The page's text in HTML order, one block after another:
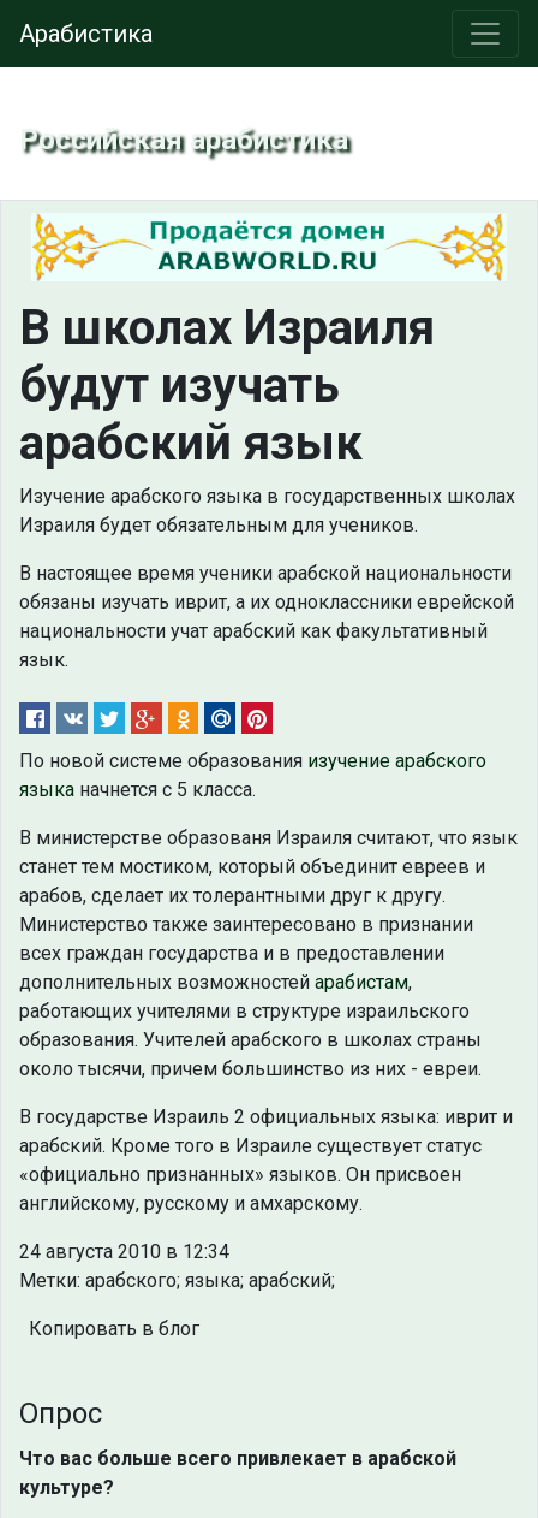
Арабистика
Российская арабистика
В школах Израиля
будут изучать
арабский язык
Изучение арабского языка в государственных школах
Израиля будет обязательным для учеников.
В настоящее время ученики арабской национальности
обязаны изучать иврит, а их одноклассники еврейской
национальности учат арабский как факультативный
язык.
По новой системе образования изучение арабского
языка начнется с 5 класса.
В министерстве образованя Израиля считают, что язык
станет тем мостиком, который объединит евреев и
арабов, сделает их толерантными друг к другу.
Министерство также заинтересовано в признании
всех граждан государства и в предоставлении
дополнительных возможностей арабистам,
работающих учителями в структуре израильского
образования. Учителей арабского в школах страны
около тысячи, причем большинство из них - евреи.
В государстве Израиль 2 официальных языка: иврит и
арабский. Кроме того в Израиле существует статус
«официально признанных» языков. Он присвоен
английскому, русскому и амхарскому.
24 августа 2010 в 12:34
Метки: арабского; языка; арабский;
Копировать в блог
Опрос
Что вас больше всего привлекает в арабской
культуре?